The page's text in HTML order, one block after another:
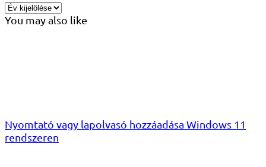
You may also like
Nyomtató vagy lapolvasó hozzáadása Windows 11
rendszeren